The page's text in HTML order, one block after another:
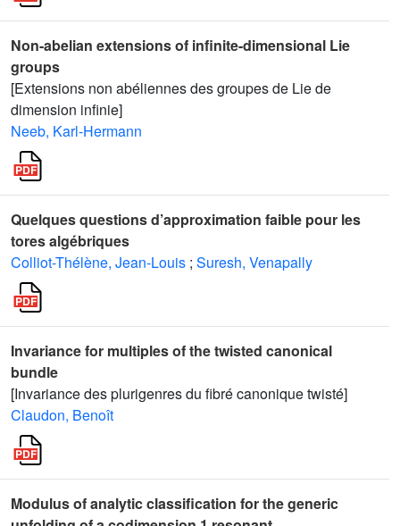
Non-abelian extensions of infinite-dimensional Lie
groups
[Extensions non abéliennes des groupes de Lie de
dimension infinie]
Neeb, Karl-Hermann
Quelques questions d’approximation faible pour les
tores algébriques
Colliot-Thélène, Jean-Louis ; Suresh, Venapally
Invariance for multiples of the twisted canonical
bundle
[Invariance des plurigenres du fibré canonique twisté]
Claudon, Benoît
Modulus of analytic classification for the generic